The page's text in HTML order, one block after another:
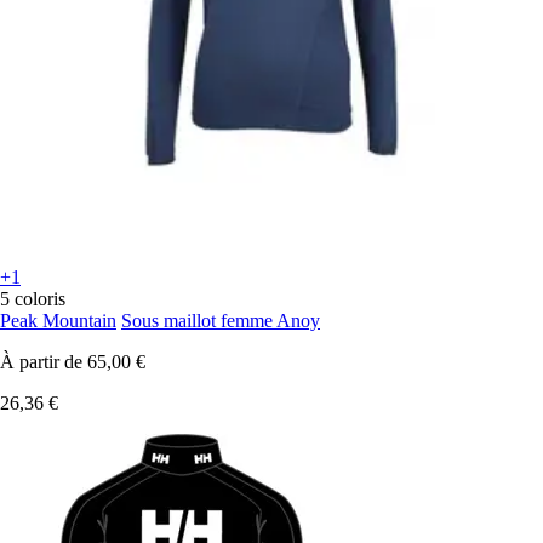
+1
5 coloris
Peak Mountain Sous maillot femme Anoy
À partir de 65,00 €
26,36 €